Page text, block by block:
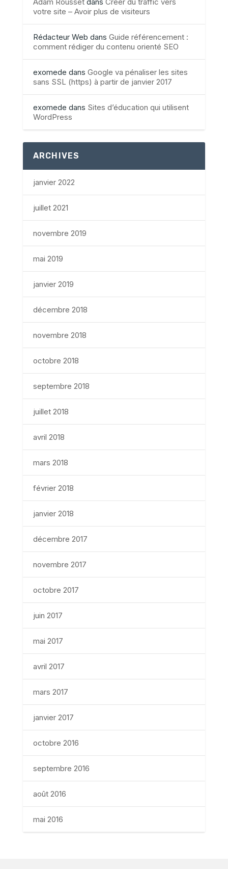
votre site – Avoir plus de visiteurs
Rédacteur Web dans Guide référencement :
comment rédiger du contenu orienté SEO
exomede dans Google va pénaliser les sites
sans SSL (https) à partir de janvier 2017
exomede dans Sites d’éducation qui utilisent
WordPress
ARCHIVES
janvier 2022
juillet 2021
novembre 2019
mai 2019
janvier 2019
décembre 2018
novembre 2018
octobre 2018
septembre 2018
juillet 2018
avril 2018
mars 2018
février 2018
janvier 2018
décembre 2017
novembre 2017
octobre 2017
juin 2017
mai 2017
avril 2017
mars 2017
janvier 2017
octobre 2016
septembre 2016
août 2016
mai 2016